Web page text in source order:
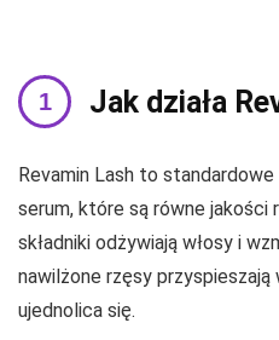
Jak działa
Revamin Lash to standardowe
serum, które są równe jakości
składniki odżywiają włosy i
nawilżone rzęsy
ujednolica się.